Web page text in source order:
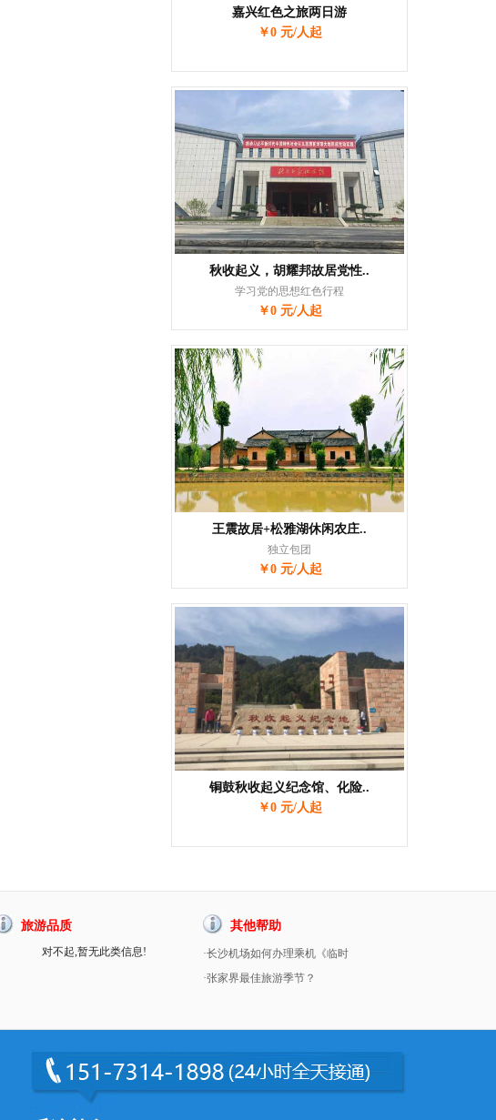
嘉兴红色之旅两日游
￥0 元/人起
秋收起义，胡耀邦故居党性..
学习党的思想红色行程
￥0 元/人起
王震故居+松雅湖休闲农庄..
独立包团
￥0 元/人起
铜鼓秋收起义纪念馆、化险..
￥0 元/人起
旅游品质
对不起,暂无此类信息!
其他帮助
·长沙机场如何办理乘机《临时
·张家界最佳旅游季节？